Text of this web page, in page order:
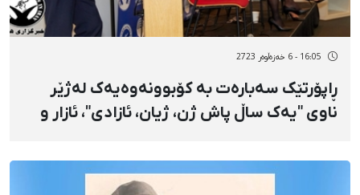
16:05 - 6 خەزەڵوەر 2723
ڕاپۆرتێک سەبارەت بە کۆبوونەوەیەک لەژێر
ناوی "یەک ساڵ پاش ژن، ژیان، ئازادی"، ئازار و
ئێراندا